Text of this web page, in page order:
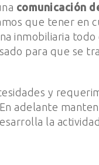
comunicación
que tener en
inmobiliaria
para que se
y
. En adelante
la